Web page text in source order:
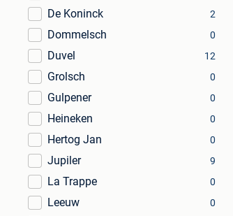
De Koninck 2
Dommelsch 0
Duvel 12
Grolsch 0
Gulpener 0
Heineken 0
Hertog Jan 0
Jupiler 9
La Trappe 0
Leeuw 0